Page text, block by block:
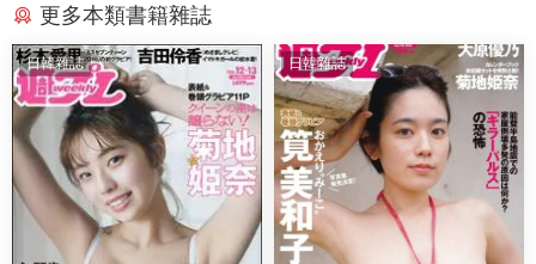
更多本類書籍雜誌
日韓雜誌 日韓雜誌